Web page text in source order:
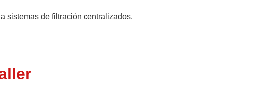
sistemas de filtración centralizados.